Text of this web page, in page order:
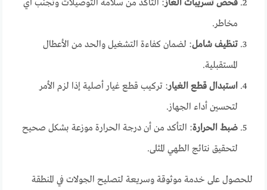
فحص تسريبات الغاز: التأكد من سلامة التوصيلات وتجنب أي
مخاطر.
تنظيف شامل: لضمان كفاءة التشغيل والحد من الأعطال
المستقبلية.
استبدال قطع الغيار: تركيب قطع غيار أصلية إذا لزم الأمر
لتحسين أداء الجهاز.
ضبط الحرارة: التأكد من أن درجة الحرارة موزعة بشكل صحيح
لتحقيق نتائج الطهي المثلى.
للحصول على خدمة موثوقة وسريعة لتصليح الجولات في المنطقة